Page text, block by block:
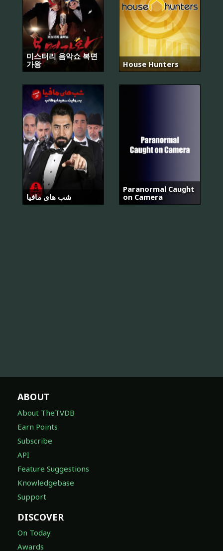
미스터리 음악쇼 복면
가왕
House Hunters
‌شب های مافیا
Paranormal Caught
on Camera
ABOUT
About TheTVDB
Earn Points
Subscribe
API
Feature Suggestions
Knowledgebase
Support
DISCOVER
On Today
Awards